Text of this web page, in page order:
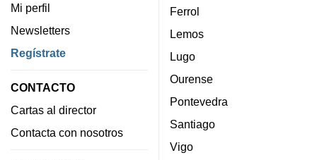
Mi perfil
Newsletters
Regístrate
CONTACTO
Cartas al director
Contacta con nosotros
Ferrol
Lemos
Lugo
Ourense
Pontevedra
Santiago
Vigo